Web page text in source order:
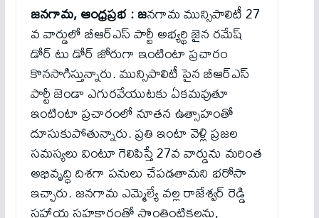
జనగామ, ఆంధ్రప్రభ : జనగామ మున్సిపాలిటీ 27
వ వార్డులో బీఆర్ఎస్ పార్టీ అభ్యర్థి జైన రమేష్
డోర్ టు డోర్ జోరుగా ఇంటింటా ప్రచారం
కొనసాగిస్తున్నారు. మున్సిపాలిటీ పైన బీఆర్ఎస్
పార్టీ జెండా ఎగురవేయుటకు ఏకమవుతూ
ఇంటింటా ప్రచారంలో నూతన ఉత్సాహంతో
దూసుకుపోతున్నారు. ప్రతి ఇంటా వెళ్లి ప్రజల
సమస్యలు వింటూ గెలిపిస్తే 27వ వార్డును మరింత
అభివృద్ధి దిశగా పనులు చేపడతామని భరోసా
ఇచ్చారు. జనగామ ఎమ్మెల్యే వల్ల రాజేశ్వర్ రెడ్డి